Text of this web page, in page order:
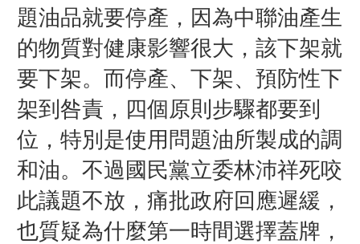
題油品就要停產，因為中聯油產生
的物質對健康影響很大，該下架就
要下架。而停產、下架、預防性下
架到咎責，四個原則步驟都要到
位，特別是使用問題油所製成的調
和油。不過國民黨立委林沛祥死咬
此議題不放，痛批政府回應遲緩，
也質疑為什麼第一時間選擇蓋牌，